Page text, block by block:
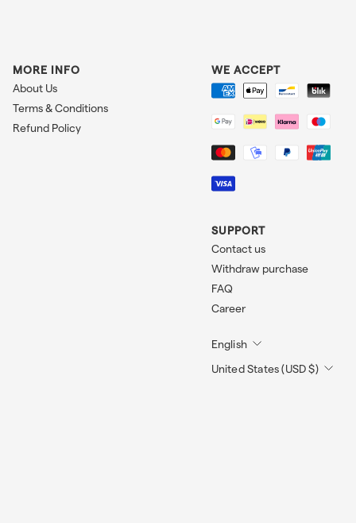
MORE INFO
About Us
Terms & Conditions
Refund Policy
WE ACCEPT
SUPPORT
Contact us
Withdraw purchase
FAQ
Career
English
United States (USD $)